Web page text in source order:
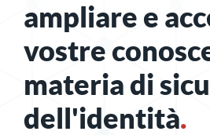
ampliare e
vostre
materia di
dell'identità.